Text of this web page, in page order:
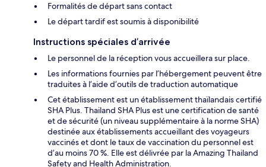
Formalités de départ sans contact
Le départ tardif est soumis à disponibilité
Instructions spéciales d’arrivée
Le personnel de la réception vous accueillera sur place.
Les informations fournies par l’hébergement peuvent être
traduites à l’aide d’outils de traduction automatique
Cet établissement est un établissement thaïlandais certifié
SHA Plus. Thailand SHA Plus est une certification de santé
et de sécurité (un niveau supplémentaire à la norme SHA)
destinée aux établissements accueillant des voyageurs
vaccinés et dont le taux de vaccination du personnel est
d’au moins 70 %. Elle est délivrée par la Amazing Thailand
Safety and Health Administration.